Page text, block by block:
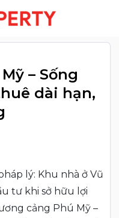
– Sống
dài hạn,
lý: Khu nhà ở Vũ
tư khi sở hữu lợi
cảng Phú Mỹ –